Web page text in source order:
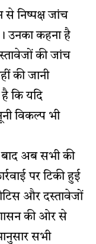
से निष्पक्ष जांच
उनका कहना है
की जांच
की जानी
है कि यदि
विकल्प भी
बाद अब सभी की
पर टिकी हुई
और दस्तावेजों
की ओर से
सभी